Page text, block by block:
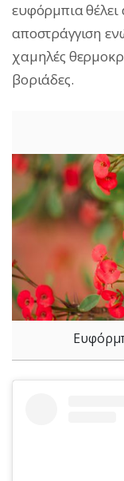
ευφόρμπια
αποστράγγιση
χαμηλές
βοριάδες.